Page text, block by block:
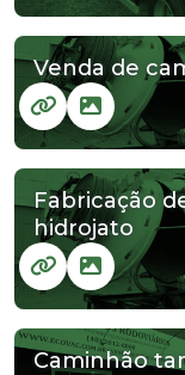
Venda de
Fabricação
hidrojato
Caminhão